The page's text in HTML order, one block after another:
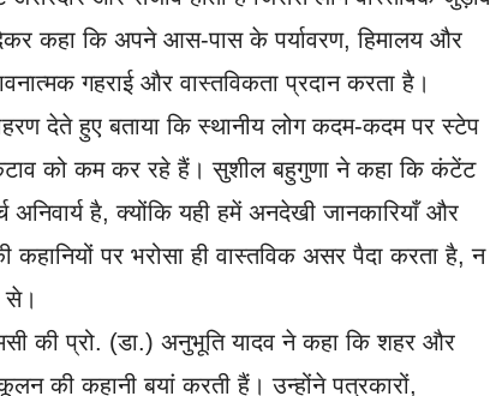
कहा कि अपने आस-पास के पर्यावरण, हिमालय और
गहराई और वास्तविकता प्रदान करता है।
देते हुए बताया कि स्थानीय लोग कदम-कदम पर स्टेप
को कम कर रहे हैं। सुशील बहुगुणा ने कहा कि कंटेंट
अनिवार्य है, क्योंकि यही हमें अनदेखी जानकारियाँ और
कहानियों पर भरोसा ही वास्तविक असर पैदा करता है, न
से।
की प्रो. (डा.) अनुभूति यादव ने कहा कि शहर और
की कहानी बयां करती हैं। उन्होंने पत्रकारों,